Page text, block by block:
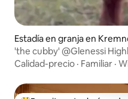
Estadía en granja en
'the cubby' @Glenessi
Calidad-precio · Familiar ·